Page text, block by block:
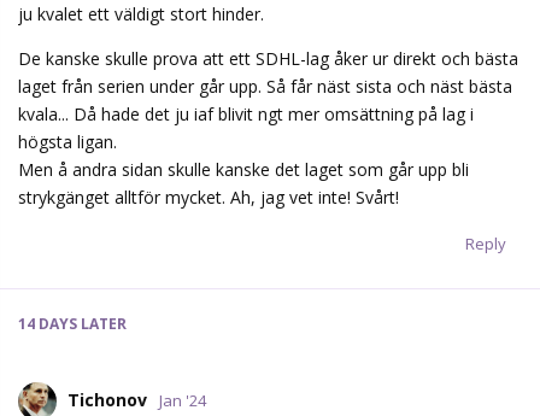
ju kvalet ett väldigt stort hinder.
De kanske skulle prova att ett SDHL-lag åker ur direkt och bästa
laget från serien under går upp. Så får näst sista och näst bästa
kvala... Då hade det ju iaf blivit ngt mer omsättning på lag i
högsta ligan.
Men å andra sidan skulle kanske det laget som går upp bli
strykgänget alltför mycket. Ah, jag vet inte! Svårt!
Reply
14 DAYS LATER
Tichonov Jan '24